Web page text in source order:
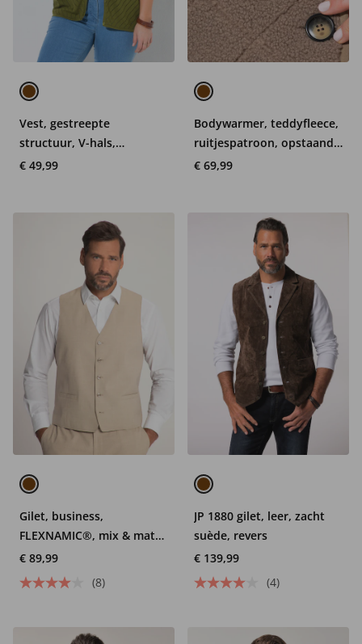
Vest, gestreepte
structuur, V-hals,
driekwartmouwen
€ 49,99
Bodywarmer, teddyfleece,
ruitjespatroon, opstaande
kraag, mouwloos
€ 69,99
Gilet, business,
FLEXNAMIC®, mix & match
Paris, tot maat 36/72/134
€ 89,99
(8)
JP 1880 gilet, leer, zacht
suède, revers
€ 139,99
(4)